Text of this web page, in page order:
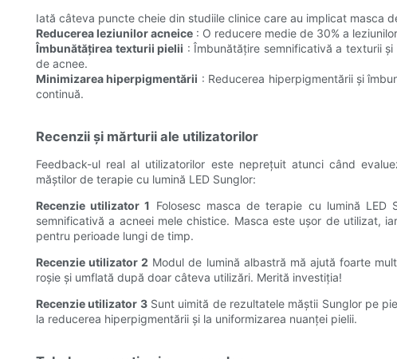
Iată câteva puncte cheie din studiile clinice care au implicat masca
Reducerea leziunilor acneice : O reducere medie de 30% a
Îmbunătățirea texturii pielii : Îmbunătățire semnificativă a texturii
de acnee.
Minimizarea hiperpigmentării : Reducerea hiperpigmentării și
continuă.
Recenzii și mărturii ale utilizatorilor
Feedback-ul real al utilizatorilor este neprețuit atunci când
măștilor de terapie cu lumină LED Sunglor:
Recenzie utilizator 1 Folosesc masca de terapie cu lumină
semnificativă a acneei mele chistice. Masca este ușor de utilizat,
pentru perioade lungi de timp.
Recenzie utilizator 2 Modul de lumină albastră mă ajută foarte
roșie și umflată după doar câteva utilizări. Merită investiția!
Recenzie utilizator 3Sunt uimită de rezultatele măștii Sunglor pe
la reducerea hiperpigmentării și la uniformizarea nuanței pielii.